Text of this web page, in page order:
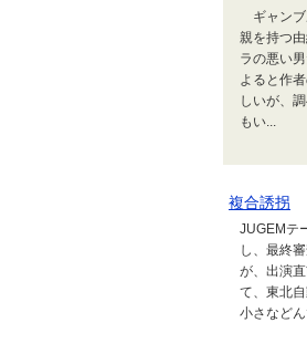
ギャンブ
親を持つ
ラの悪い
よると作
しいが、
もい...
複合誘拐
JUGEMテ
し、最終
が、出演
て、東北
小さなど